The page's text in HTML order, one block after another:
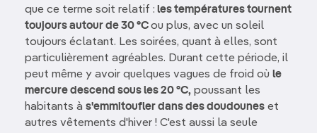
que ce terme soit relatif : les températures tournent
toujours autour de 30 °Cou plus, avec un soleil
toujours éclatant. Les soirées, quant à elles, sont
particulièrement agréables. Durant cette période, il
peut même y avoir quelques vagues de froid où le
mercure descend sous les 20 °C, poussant les
habitants à s'emmitoufler dans des doudounes et
autres vêtements d'hiver ! C'est aussi la seule